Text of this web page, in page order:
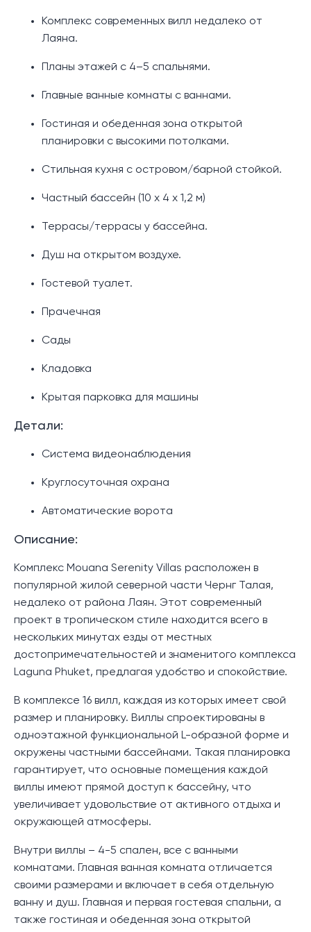
Комплекс современных вилл недалеко от
Лаяна.
Планы этажей с 4–5 спальнями.
Главные ванные комнаты с ваннами.
Гостиная и обеденная зона открытой
планировки с высокими потолками.
Стильная кухня с островом/барной стойкой.
Частный бассейн (10 х 4 х 1,2 м)
Террасы/террасы у бассейна.
Душ на открытом воздухе.
Гостевой туалет.
Прачечная
Сады
Кладовка
Крытая парковка для машины
Детали:
Система видеонаблюдения
Круглосуточная охрана
Автоматические ворота
Описание:
Комплекс Mouana Serenity Villas расположен в
популярной жилой северной части Чернг Талая,
недалеко от района Лаян. Этот современный
проект в тропическом стиле находится всего в
нескольких минутах езды от местных
достопримечательностей и знаменитого комплекса
Laguna Phuket, предлагая удобство и спокойствие.
В комплексе 16 вилл, каждая из которых имеет свой
размер и планировку. Виллы спроектированы в
одноэтажной функциональной L-образной форме и
окружены частными бассейнами. Такая планировка
гарантирует, что основные помещения каждой
виллы имеют прямой доступ к бассейну, что
увеличивает удовольствие от активного отдыха и
окружающей атмосферы.
Внутри виллы – 4-5 спален, все с ванными
комнатами. Главная ванная комната отличается
своими размерами и включает в себя отдельную
ванну и душ. Главная и первая гостевая спальни, а
также гостиная и обеденная зона открытой